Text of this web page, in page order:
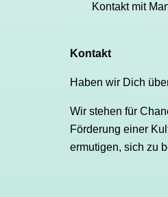
Kontakt mit
Kontakt
Haben wir Dich
Wir stehen für
Förderung einer
ermutigen, sich zu